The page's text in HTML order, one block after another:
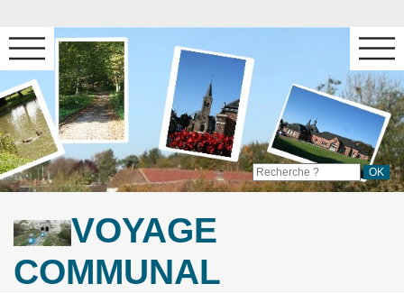
VOYAGE
COMMUNAL